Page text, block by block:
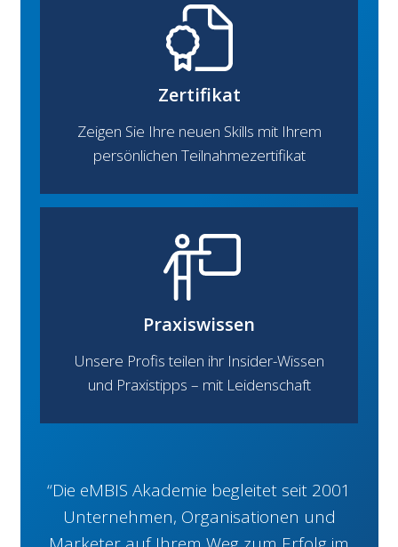
Zertifikat
Zeigen Sie Ihre neuen Skills mit Ihrem
persönlichen Teilnahmezertifikat
Praxiswissen
Unsere Profis teilen ihr Insider-Wissen
und Praxistipps – mit Leidenschaft
“Die eMBIS Akademie begleitet seit 2001
Unternehmen, Organisationen und